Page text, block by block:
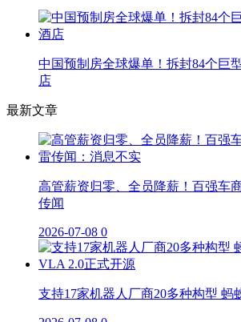
中国预制房全球爆单！拆封84个巨
店
最新文章
高管薪资归零、全员降薪！百强车
传闻
2026-07-08 0
支持17家机器人厂商20多种构型 蚂